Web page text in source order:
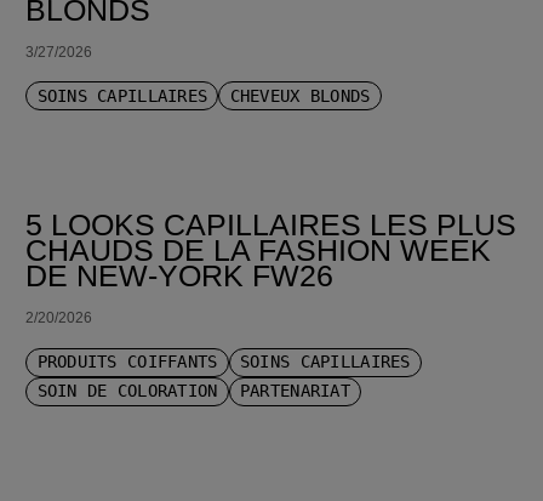
BLONDS
3/27/2026
SOINS CAPILLAIRES CHEVEUX BLONDS
5 LOOKS CAPILLAIRES LES PLUS
CHAUDS DE LA FASHION WEEK
DE NEW-YORK FW26
2/20/2026
PRODUITS COIFFANTS
SOINS CAPILLAIRES
SOIN DE COLORATION
PARTENARIAT